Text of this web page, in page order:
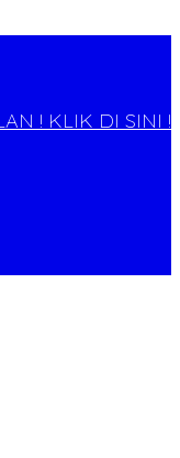
! KLIK DI SINI !